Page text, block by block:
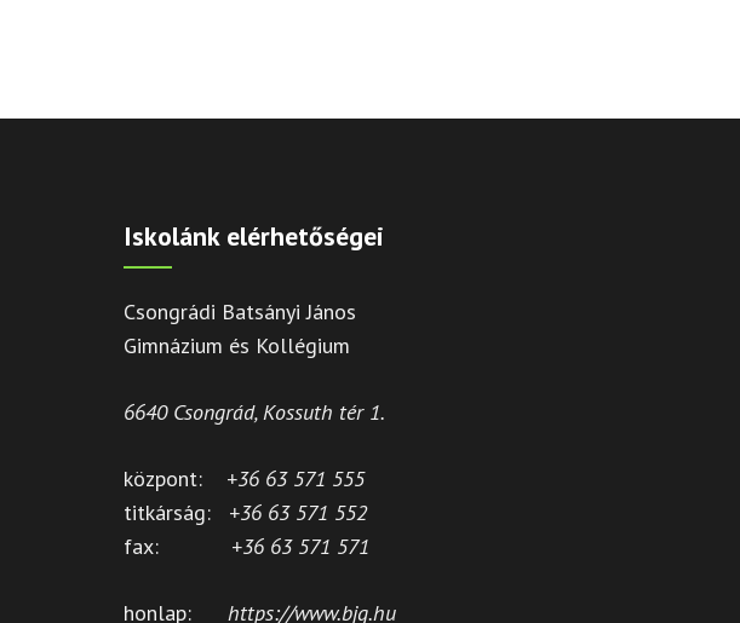
Iskolánk elérhetőségei
Csongrádi Batsányi János
Gimnázium és Kollégium
6640 Csongrád, Kossuth tér 1.
központ: +36 63 571 555
titkárság: +36 63 571 552
fax: +36 63 571 571
honlap: https://www.bjg.hu